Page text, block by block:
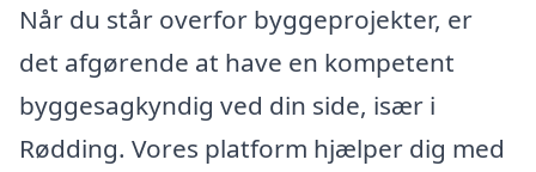
Når du står overfor byggeprojekter, er
det afgørende at have en kompetent
byggesagkyndig ved din side, især i
Rødding. Vores platform hjælper dig med